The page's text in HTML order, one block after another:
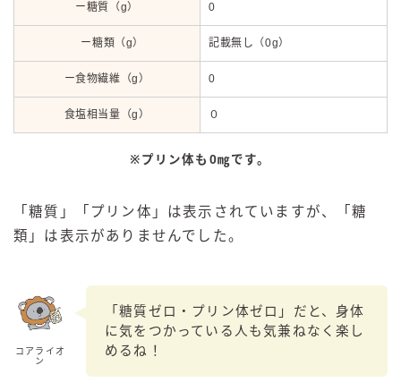
ー糖質（g） 0
ー糖類（g） 記載無し（0g）
ー食物繊維（g） 0
食塩相当量（g） ０
※プリン体も0㎎です。
「糖質」「プリン体」は表示されていますが、「糖
類」は表示がありませんでした。
コアライオ
ン
「糖質ゼロ・プリン体ゼロ」だと、身体
に気をつかっている人も気兼ねなく楽し
めるね！